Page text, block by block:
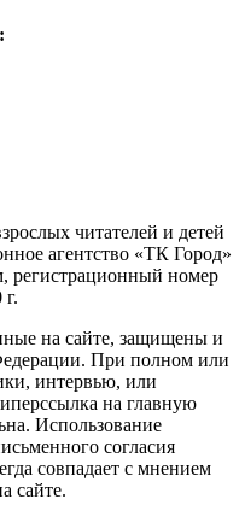
читателей и детей
агентство «ТК Город»
регистрационный номер
на сайте, защищены и
При полном или
интервью, или
на главную
Использование
согласия
совпадает с мнением
сайте.